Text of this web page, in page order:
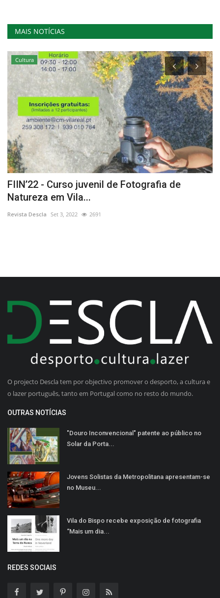
MAIS NOTÍCIAS
Cultura
FIIN’22 - Curso juvenil de Fotografia de
Natureza em Vila...
Revista Descla Set 3, 2022 2691
O projecto Descla tem por objectivo promover o desporto, a cultura e
o lazer português, tanto em Portugal como no resto do mundo.
OUTRAS NOTÍCIAS
"Douro Inconvencional" patente ao público no
Solar da Porta...
Jovens Solistas da Metropolitana apresentam-se
no Museu...
Vila do Bispo recebe exposição de fotografia
“Mais um dia...
REDES SOCIAIS